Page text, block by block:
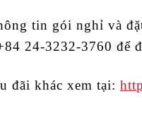
tin gói nghỉ và
24-3232-3760 để
đãi khác xem tại: